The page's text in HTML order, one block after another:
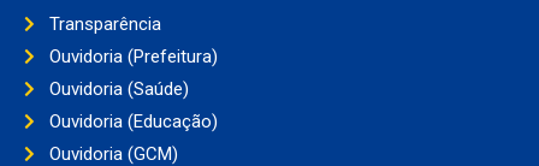
Transparência
Ouvidoria (Prefeitura)
Ouvidoria (Saúde)
Ouvidoria (Educação)
Ouvidoria (GCM)